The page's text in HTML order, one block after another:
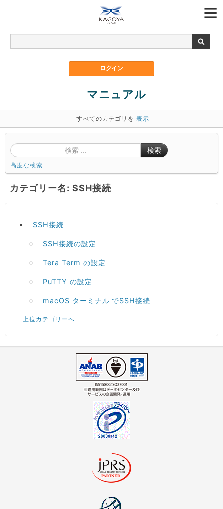
マニュアル
すべてのカテゴリを 表示
検索
高度な検索
カテゴリー名: SSH接続
SSH接続
SSH接続の設定
Tera Term の設定
PuTTY の設定
macOS ターミナル でSSH接続
上位カテゴリーへ